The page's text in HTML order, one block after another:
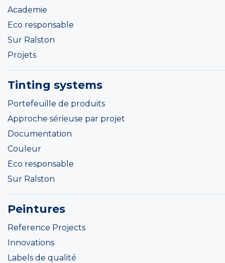
Academie
Eco responsable
Sur Ralston
Projets
Tinting systems
Portefeuille de produits
Approche sérieuse par projet
Documentation
Couleur
Eco responsable
Sur Ralston
Peintures
Reference Projects
Innovations
Labels de qualité